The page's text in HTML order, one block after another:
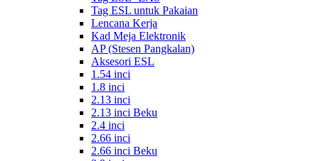
Tag ESL untuk Pakaian
Lencana Kerja
Kad Meja Elektronik
AP (Stesen Pangkalan)
Aksesori ESL
1.54 inci
1.8 inci
2.13 inci
2.13 inci Beku
2.4 inci
2.66 inci
2.66 inci Beku